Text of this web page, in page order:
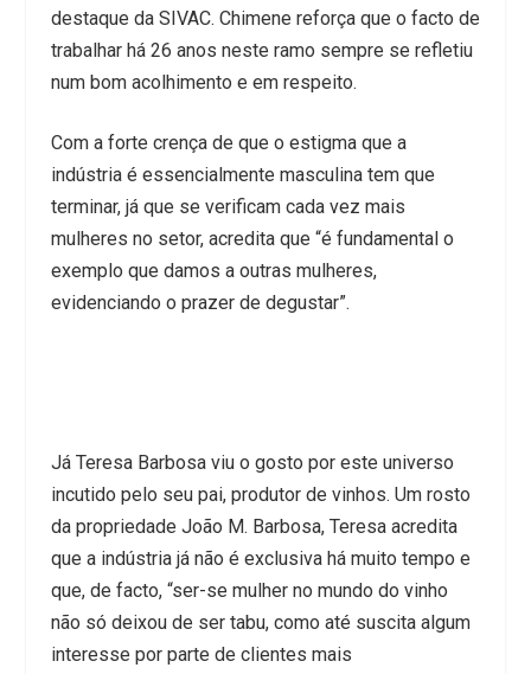
destaque da SIVAC. Chimene reforça que o facto de
trabalhar há 26 anos neste ramo sempre se refletiu
num bom acolhimento e em respeito.
Com a forte crença de que o estigma que a
indústria é essencialmente masculina tem que
terminar, já que se verificam cada vez mais
mulheres no setor, acredita que “é fundamental o
exemplo que damos a outras mulheres,
evidenciando o prazer de degustar”.
Já Teresa Barbosa viu o gosto por este universo
incutido pelo seu pai, produtor de vinhos. Um rosto
da propriedade João M. Barbosa, Teresa acredita
que a indústria já não é exclusiva há muito tempo e
que, de facto, “ser-se mulher no mundo do vinho
não só deixou de ser tabu, como até suscita algum
interesse por parte de clientes mais